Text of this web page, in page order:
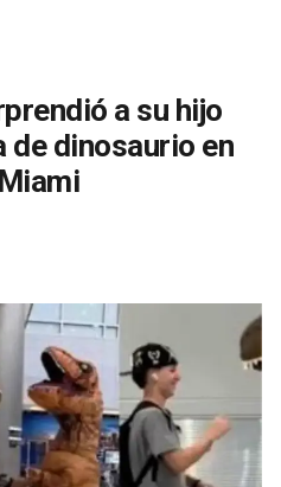
a su hijo
dinosaurio en